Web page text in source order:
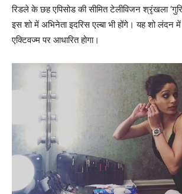
रिडले के छह एपिसोड की सीमित टेलीविजन श्रृंखला
इस शो में अभिनेता इदरिस एल्बा भी होंगे। यह शो लंदन
एक्टिवज्म पर आधारित होगा।